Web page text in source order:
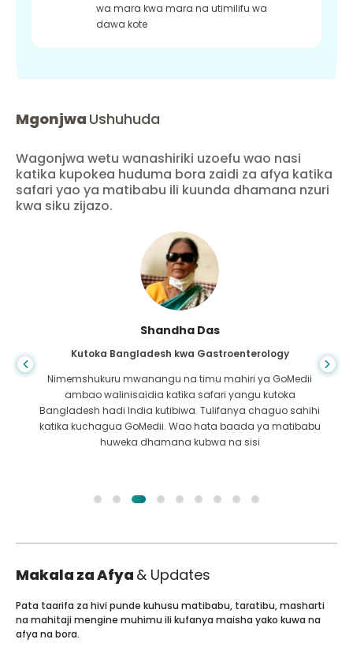
wa mara kwa mara na utimilifu wa
dawa kote
Mgonjwa Ushuhuda
Wagonjwa wetu wanashiriki uzoefu wao nasi
katika kupokea huduma bora zaidi za afya katika
safari yao ya matibabu ili kuunda dhamana nzuri
kwa siku zijazo.
Shandha Das
Kutoka Bangladesh kwa Gastroenterology
Nimemshukuru mwanangu na timu mahiri ya GoMedii
ambao walinisaidia katika safari yangu kutoka
Bangladesh hadi India kutibiwa. Tulifanya chaguo sahihi
katika kuchagua GoMedii. Wao hata baada ya matibabu
huweka dhamana kubwa na sisi
Makala za Afya & Updates
Pata taarifa za hivi punde kuhusu matibabu, taratibu, masharti
na mahitaji mengine muhimu ili kufanya maisha yako kuwa na
afya na bora.